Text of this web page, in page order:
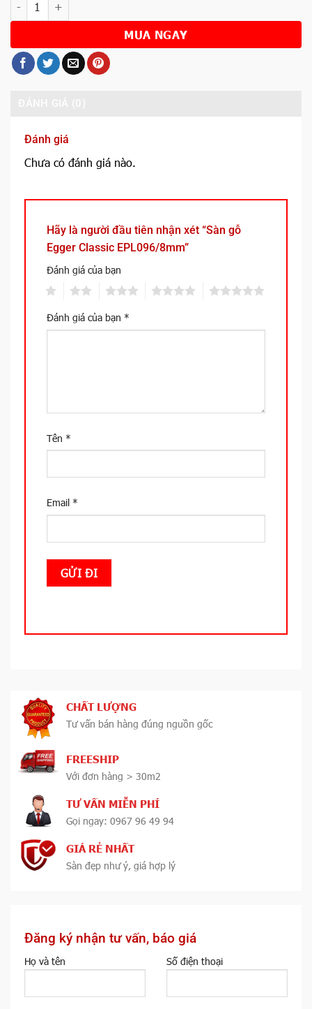
MUA NGAY
Đánh giá
Chưa có đánh giá nào.
Hãy là người đầu tiên nhận xét “Sàn gỗ
Egger Classic EPL096/8mm”
Đánh giá của bạn
Đánh giá của bạn *
Tên *
Email *
CHẤT LƯỢNG
Tư vấn bán hàng đúng nguồn gốc
FREESHIP
Với đơn hàng > 30m2
TƯ VẤN MIỄN PHÍ
Gọi ngay: 0967 96 49 94
GIÁ RẺ NHẤT
Sàn đẹp như ý, giá hợp lý
Đăng ký nhận tư vấn, báo giá
Họ và tên Số điện thoại